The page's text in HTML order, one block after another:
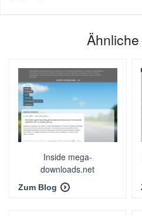
Inside mega-
downloads.net
Zum Blog